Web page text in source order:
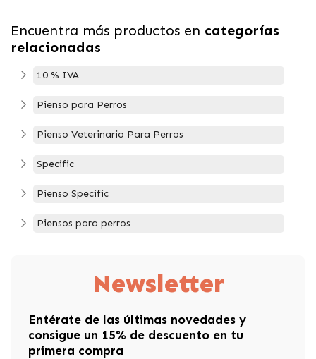
Encuentra más productos en categorías
relacionadas
10 % IVA
Pienso para Perros
Pienso Veterinario Para Perros
Specific
Pienso Specific
Piensos para perros
Newsletter
Entérate de las últimas novedades y
consigue un 15% de descuento en tu
primera compra